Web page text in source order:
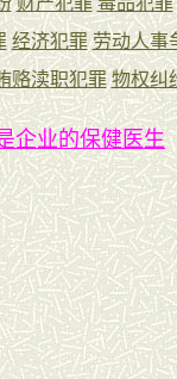
企业的保健医生